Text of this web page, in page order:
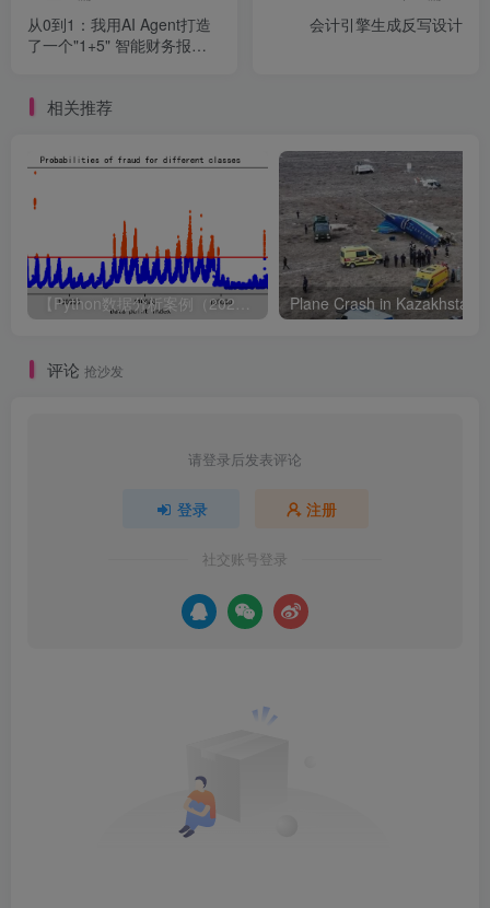
从0到1：我用AI Agent打造
了一个"1+5" 智能财务报销
会计引擎生成反写设计
相关推荐
【Python数据分析案例（2024）】49—基于LSTM结构自编码器的多变量时间序列
评论 抢沙发
请登录后发表评论
登录 注册
社交账号登录